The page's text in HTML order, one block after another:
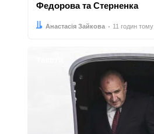
Федорова та Стерненка
Автор:Анастасія Зайкова
Дата: 11 годин тому